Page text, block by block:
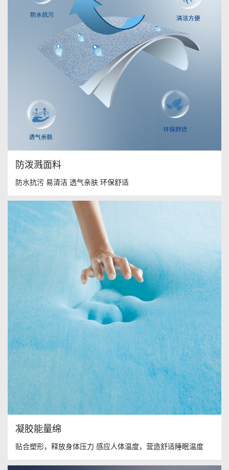
防泼溅面料
防水抗污 易清洁 透气亲肤 环保舒适
凝胶能量绵
贴合塑形，释放身体压力 感应人体温度，营造舒适睡眠温度